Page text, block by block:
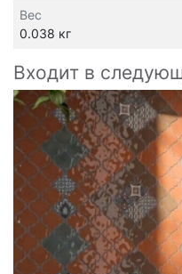
Вес
0.038 кг
Входит в